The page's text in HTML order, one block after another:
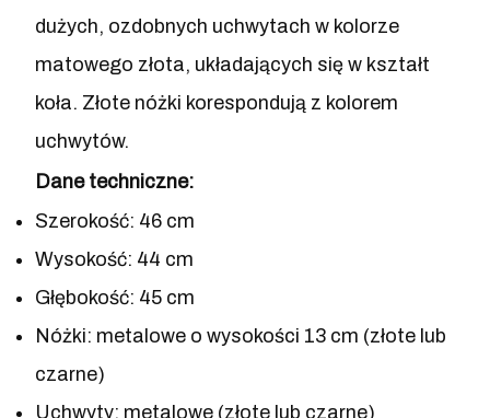
dużych, ozdobnych uchwytach w kolorze
matowego złota, układających się w kształt
koła. Złote nóżki korespondują z kolorem
uchwytów.
Dane techniczne:
Szerokość: 46 cm
Wysokość: 44 cm
Głębokość: 45 cm
Nóżki: metalowe o wysokości 13 cm (złote lub
czarne)
Uchwyty: metalowe (złote lub czarne)